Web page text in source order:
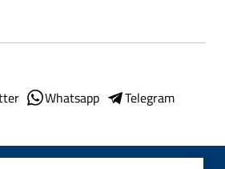
Whatsapp
Telegram